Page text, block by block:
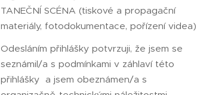
TANEČNÍ SCÉNA (tiskové a propagační
materiály, fotodokumentace, pořízení videa)
Odesláním přihlášky potvrzuji, že jsem se
seznámil/a s podmínkami v záhlaví této
přihlášky a jsem obeznámen/a s